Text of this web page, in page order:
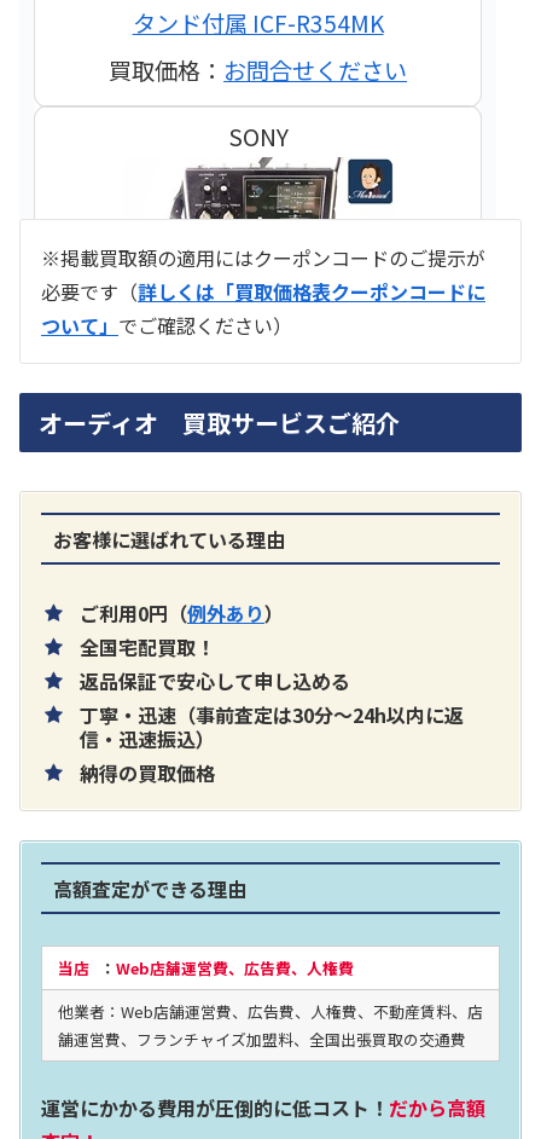
タンド付属 ICF-R354MK
買取価格： お問合せください
SONY
買取価格：お問合せください
SONY
片耳巻き取りイヤホン内蔵ラジオ SRF-
2024年12月更新 オーディオ買取価格
LUXKIT
※掲載買取額の適用にはクーポンコードのご提示が
必要です（詳しくは「買取価格表クーポンコードに
ついて」 でご確認ください）
オーディオ 買取サービスご紹介
お客様に選ばれている理由
ご利用0円（例外あり）
全国宅配買取！
返品保証で安心して申し込める
丁寧・迅速（事前査定は30分～24h以内に返
信・迅速振込）
納得の買取価格
高額査定ができる理由
当店： Web店舗運営費、広告費、人権費
他業者：Web店舗運営費、広告費、人権費、不動産賃料、店
舗運営費、フランチャイズ加盟料、全国出張買取の交通費
運営にかかる費用が圧倒的に低コスト！ だから高額